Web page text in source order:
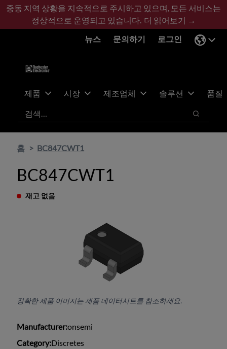
기
콘
바
글
중동 지역 상황을 지속적으로 주시하고 있으며, 모든 서비스는
정상적으로 운영되고 있습니다. 더 읽어보기 →
뉴스
문의하기 로그인
제품 시장 제조업체 솔루션
품질
검색
검색
홈 BC847CWT1
BC847CWT1
재고 없음
정확한 제품 이미지는 제품 데이터시트를 참조하세요.
Manufacturer:onsemi
Category:Discretes